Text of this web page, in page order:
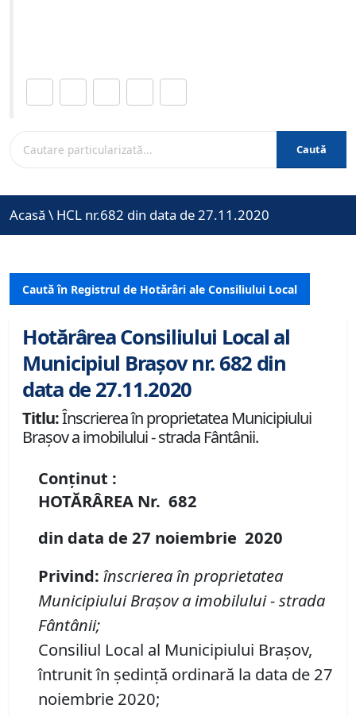
Caută
Acasă \ HCL nr.682 din data de 27.11.2020
Caută în Registrul de Hotărâri ale Consiliului Local
Hotărârea Consiliului Local al
Municipiul Brașov nr. 682 din
data de 27.11.2020
Titlu:Înscrierea în proprietatea Municipiului
Braşov a imobilului - strada Fântânii.
Conținut :
HOTĂRÂREA Nr. 682
din data de 27 noiembrie 2020
Privind: înscrierea în proprietatea
Municipiului Braşov a imobilului-strada
Fântânii;
Consiliul Local al Municipiului Brașov,
întrunit în ședință ordinară la data de 27
noiembrie 2020;